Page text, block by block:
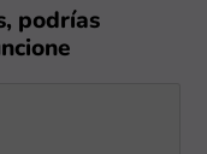
podrías